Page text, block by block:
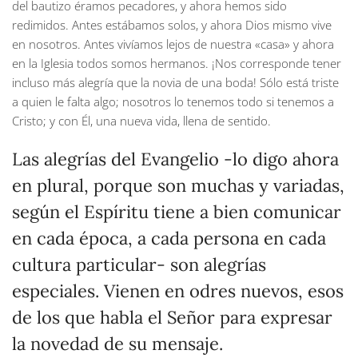
del bautizo éramos pecadores, y ahora hemos sido
redimidos. Antes estábamos solos, y ahora Dios mismo vive
en nosotros. Antes vivíamos lejos de nuestra «casa» y ahora
en la Iglesia todos somos hermanos. ¡Nos corresponde tener
incluso más alegría que la novia de una boda! Sólo está triste
a quien le falta algo; nosotros lo tenemos todo si tenemos a
Cristo; y con Él, una nueva vida, llena de sentido.
Las alegrías del Evangelio -lo digo ahora
en plural, porque son muchas y variadas,
según el Espíritu tiene a bien comunicar
en cada época, a cada persona en cada
cultura particular- son alegrías
especiales. Vienen en odres nuevos, esos
de los que habla el Señor para expresar
la novedad de su mensaje.